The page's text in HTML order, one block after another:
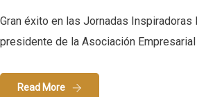
Gran éxito en las Jornadas Inspiradoras
presidente de la Asociación Empresarial
Read More